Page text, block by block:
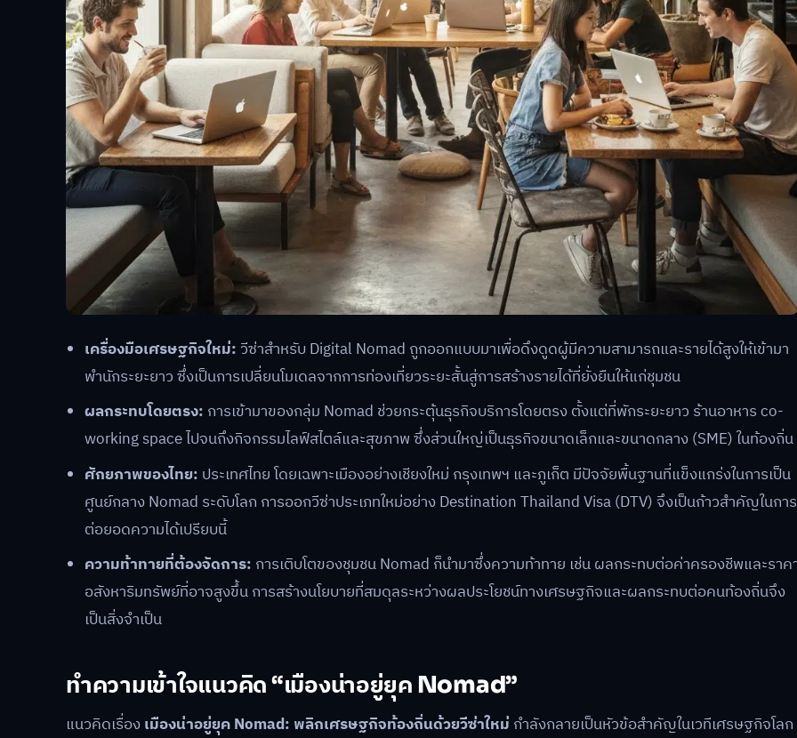
เครื่องมือเศรษฐกิจใหม่:วีซ่าสำหรับ Digital Nomad ถูกออกแบบมาเพื่อดึงดูดผู้มีความสามารถและรายได้สูงให้เข้ามา
พำนักระยะยาว ซึ่งเป็นการเปลี่ยนโมเดลจากการท่องเที่ยวระยะสั้นสู่การสร้างรายได้ที่ยั่งยืนให้แก่ชุมชน
ผลกระทบโดยตรง: การเข้ามาของกลุ่ม Nomad ช่วยกระตุ้นธุรกิจบริการโดยตรง ตั้งแต่ที่พักระยะยาว ร้านอาหาร co-
working space ไปจนถึงกิจกรรมไลฟ์สไตล์และสุขภาพ ซึ่งส่วนใหญ่เป็นธุรกิจขนาดเล็กและขนาดกลาง (SME) ในท้องถิ่น
ศักยภาพของไทย: ประเทศไทย โดยเฉพาะเมืองอย่างเชียงใหม่ กรุงเทพฯ และภูเก็ต มีปัจจัยพื้นฐานที่แข็งแกร่งในการเป็น
ศูนย์กลาง Nomad ระดับโลก การออกวีซ่าประเภทใหม่อย่าง Destination Thailand Visa (DTV) จึงเป็นก้าวสำคัญในการ
ต่อยอดความได้เปรียบนี้
ความท้าทายที่ต้องจัดการ: การเติบโตของชุมชน Nomad ก็นำมาซึ่งความท้าทาย เช่น ผลกระทบต่อค่าครองชีพและราค
อสังหาริมทรัพย์ที่อาจสูงขึ้น การสร้างนโยบายที่สมดุลระหว่างผลประโยชน์ทางเศรษฐกิจและผลกระทบต่อคนท้องถิ่นจึง
เป็นสิ่งจำเป็น
ทำความเข้าใจแนวคิด “เมืองน่าอยู่ยุค Nomad”
แนวคิดเรื่องเมืองน่าอยู่ยุค Nomad: พลิกเศรษฐกิจท้องถิ่นด้วยวีซ่าใหม่ กำลังกลายเป็นหัวข้อสำคัญในเวทีเศรษฐกิจโลก